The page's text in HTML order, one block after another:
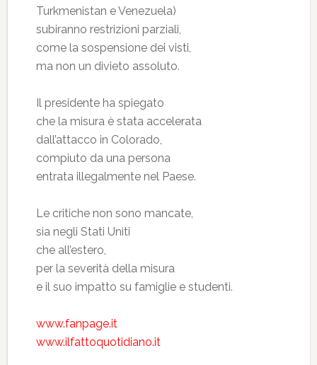
Turkmenistan e Venezuela)
subiranno restrizioni parziali,
come la sospensione dei visti,
ma non un divieto assoluto.
Il presidente ha spiegato
che la misura è stata accelerata
dall’attacco in Colorado,
compiuto da una persona
entrata illegalmente nel Paese.
Le critiche non sono mancate,
sia negli Stati Uniti
che all’estero,
per la severità della misura
e il suo impatto su famiglie e studenti.
www.fanpage.it
www.ilfattoquotidiano.it